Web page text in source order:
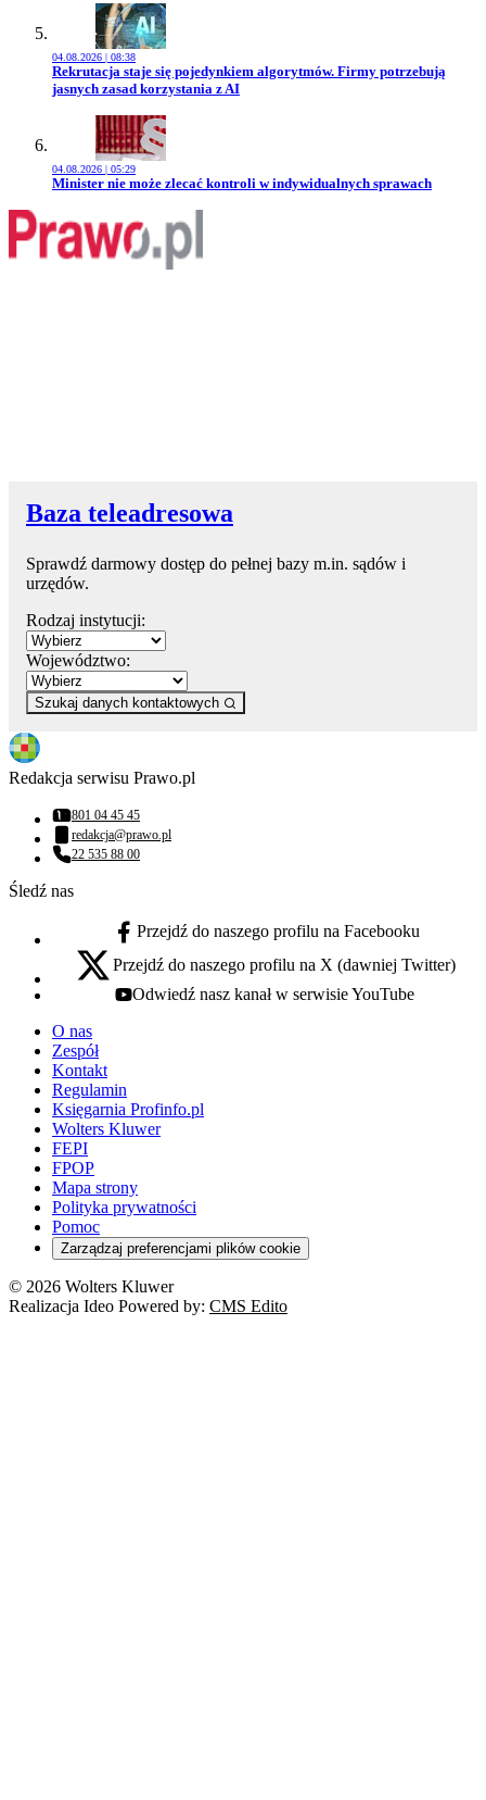
04.08.2026 | 08:38
Przejdź do artykułu:
Rekrutacja staje się pojedynkiem algorytmów. Firmy potrzebują
jasnych zasad korzystania z AI
04.08.2026 | 05:29
Przejdź do artykułu:
Minister nie może zlecać kontroli w indywidualnych sprawach
Baza teleadresowa
Sprawdź darmowy dostęp do pełnej bazy m.in. sądów i
urzędów.
Rodzaj instytucji:
Województwo:
Szukaj danych kontaktowych
Redakcja serwisu Prawo.pl
Numer telefonu:
801 04 45 45
Adres email:
redakcja@prawo.pl
Numer telefonu:
22 535 88 00
Śledź nas
facebook - otwiera się w nowej karcie
Przejdź do naszego profilu na Facebooku
x - otwiera się w nowej karcie
Przejdź do naszego profilu na X (dawniej Twitter)
youtube - otwiera się w nowej karcie
Odwiedź nasz kanał w serwisie YouTube
O nas
Zespół
Kontakt
Regulamin
Księgarnia Profinfo.pl
Wolters Kluwer
FEPI
FPOP
Mapa strony
Polityka prywatności
Pomoc
Zarządzaj preferencjami plików cookie
© 2026 Wolters Kluwer
Realizacja Ideo Powered by: CMS Edito